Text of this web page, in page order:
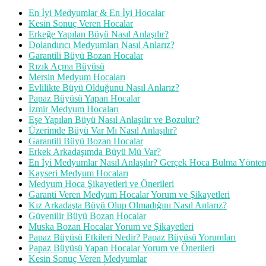
En İyi Medyumlar & En İyi Hocalar
Kesin Sonuç Veren Hocalar
Erkeğe Yapılan Büyü Nasıl Anlaşılır?
Dolandırıcı Medyumları Nasıl Anlarız?
Garantili Büyü Bozan Hocalar
Rızık Açma Büyüsü
Mersin Medyum Hocaları
Evlilikte Büyü Olduğunu Nasıl Anlarız?
Papaz Büyüsü Yapan Hocalar
İzmir Medyum Hocaları
Eşe Yapılan Büyü Nasıl Anlaşılır ve Bozulur?
Üzerimde Büyü Var Mı Nasıl Anlaşılır?
Garantili Büyü Bozan Hocalar
Erkek Arkadaşımda Büyü Mü Var?
En İyi Medyumlar Nasıl Anlaşılır? Gerçek Hoca Bulma
Kayseri Medyum Hocaları
Medyum Hoca Şikayetleri ve Önerileri
Garanti Veren Medyum Hocalar Yorum ve Şikayetleri
Kız Arkadaşta Büyü Olup Olmadığını Nasıl Anlarız?
Güvenilir Büyü Bozan Hocalar
Muska Bozan Hocalar Yorum ve Şikayetleri
Papaz Büyüsü Etkileri Nedir? Papaz Büyüsü Yorumları
Papaz Büyüsü Yapan Hocalar Yorum ve Önerileri
Kesin Sonuç Veren Medyumlar